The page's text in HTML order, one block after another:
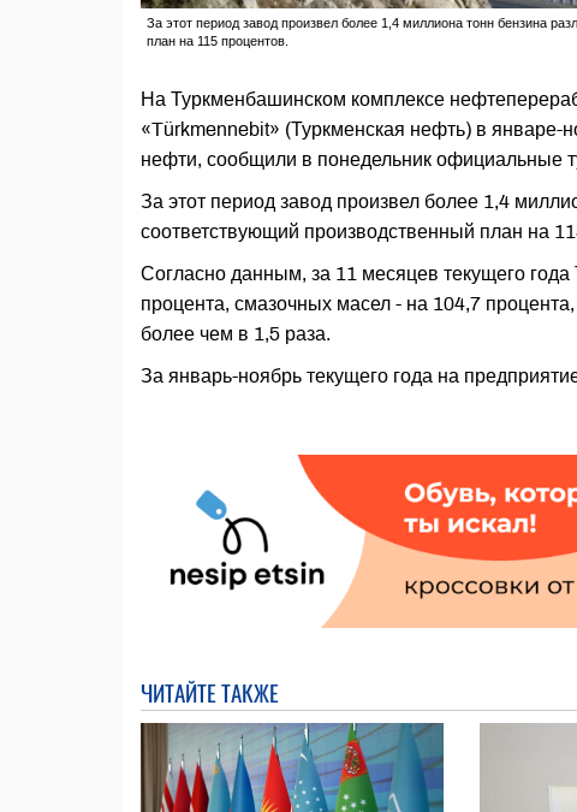
За этот период завод произвел более 1,4 миллиона тонн бензина
план на 115 процентов.
На Туркменбашинском комплексе
«Türkmennebit» (Туркменская нефть) в январе-
нефти, сообщили в понедельник официальные
За этот период завод произвел более 1,4
соответствующий производственный план на
Согласно данным, за 11 месяцев текущего
процента, смазочных масел - на 104,7
более чем в 1,5 раза.
За январь-ноябрь текущего года на
ЧИТАЙТЕ ТАКЖЕ